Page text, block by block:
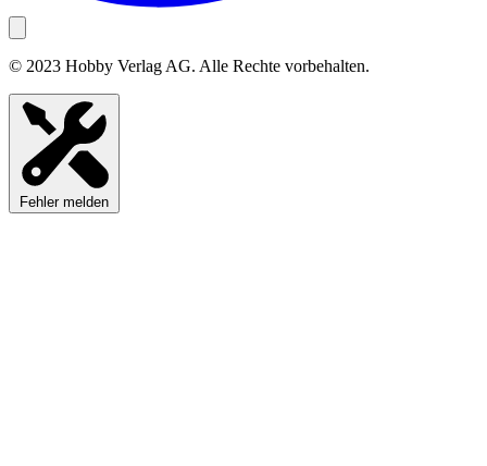
© 2023 Hobby Verlag AG. Alle Rechte vorbehalten.
Fehler melden